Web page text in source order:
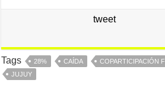
tweet
Tags 28% CAÍDA COPARTICIPACIÓN
JUJUY